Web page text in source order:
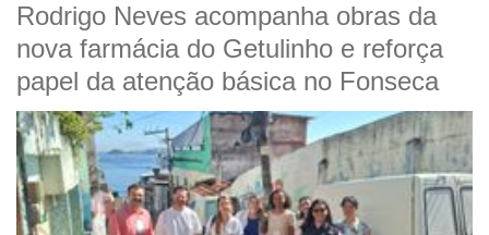
Rodrigo Neves acompanha obras da
nova farmácia do Getulinho e reforça
papel da atenção básica no Fonseca